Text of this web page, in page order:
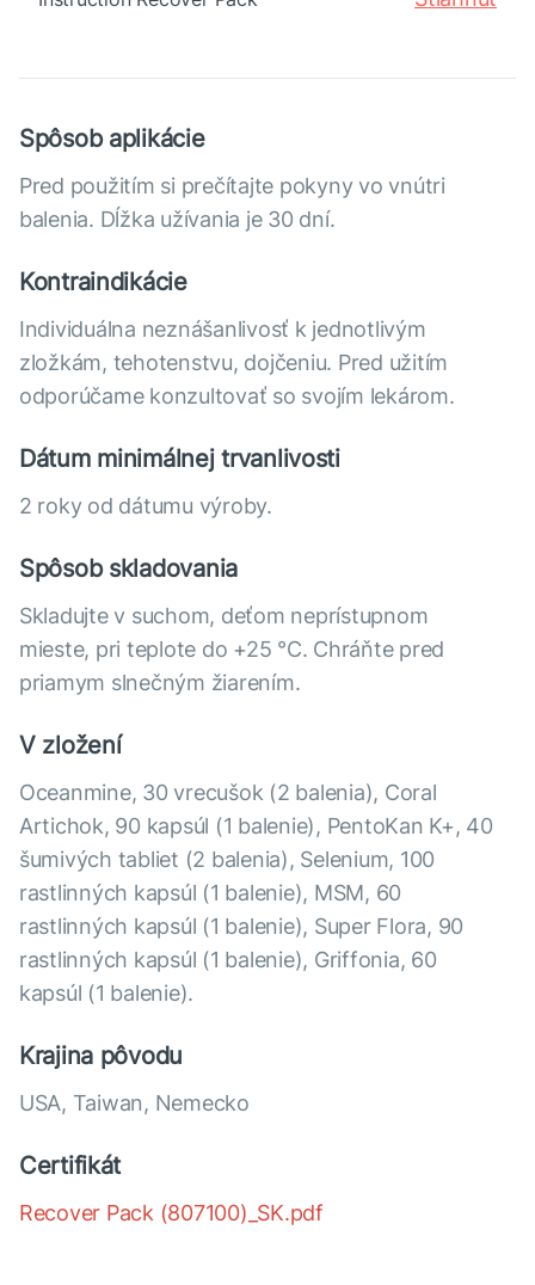
Spôsob aplikácie
Pred použitím si prečítajte pokyny vo vnútri
balenia. Dĺžka užívania je 30 dní.
Kontraindikácie
Individuálna neznášanlivosť k jednotlivým
zložkám, tehotenstvu, dojčeniu. Pred užitím
odporúčame konzultovať so svojím lekárom.
Dátum minimálnej trvanlivosti
2 roky od dátumu výroby.
Spôsob skladovania
Skladujte v suchom, deťom neprístupnom
mieste, pri teplote do +25 °С. Chráňte pred
priamym slnečným žiarením.
V zložení
Оceanmine, 30 vrecušok (2 balenia), Coral
Artichok, 90 kapsúl (1 balenie), PentoKan K+, 40
šumivých tabliet (2 balenia), Selenium, 100
rastlinných kapsúl (1 balenie), MSM, 60
rastlinných kapsúl (1 balenie), Super Flora, 90
rastlinných kapsúl (1 balenie), Griffonia, 60
kapsúl (1 balenie).
Krajina pôvodu
USA, Taiwan, Nemecko
Certifikát
Recover Pack (807100)_SK.pdf